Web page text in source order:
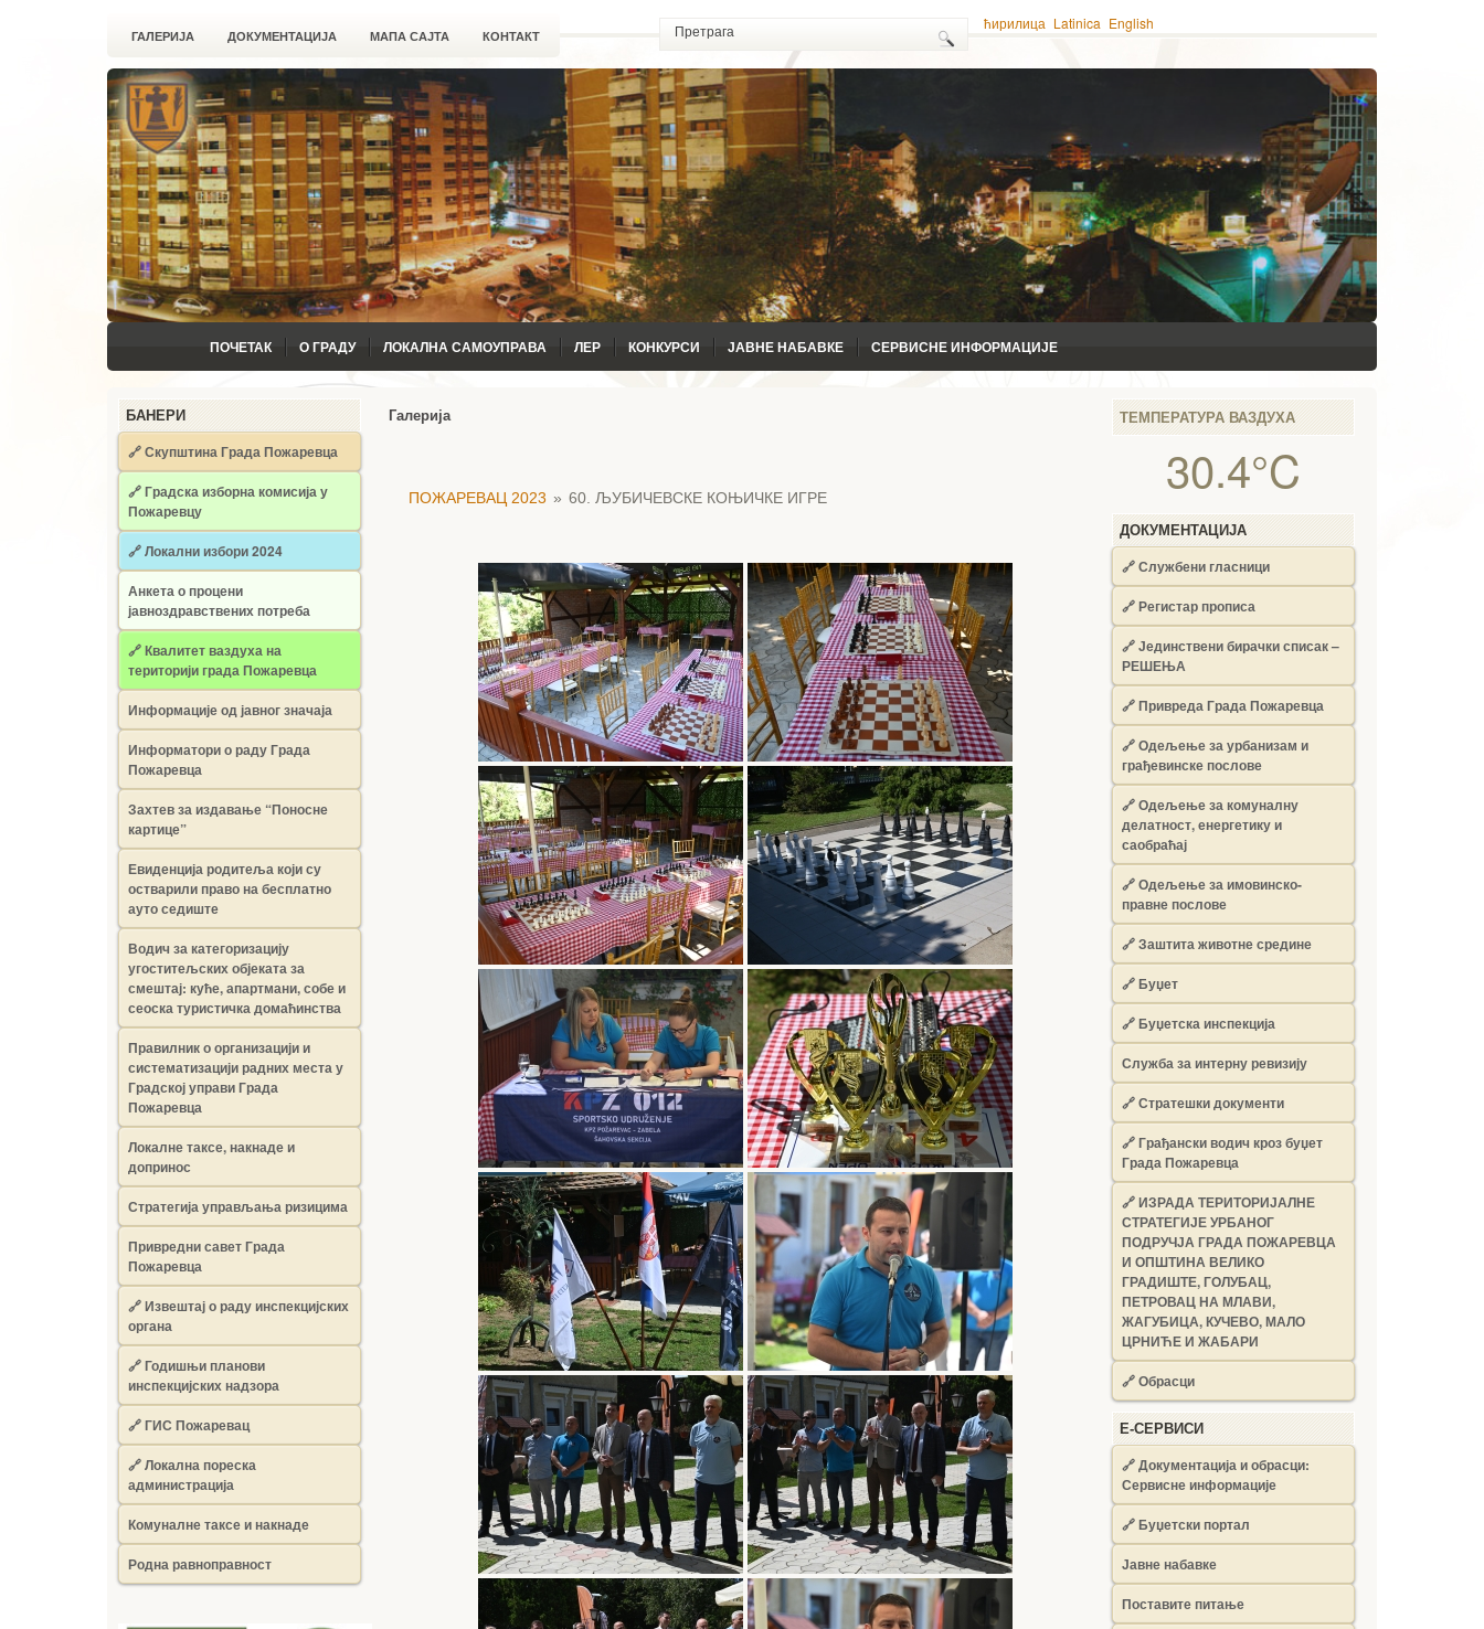
ГАЛЕРИЈА ДОКУМЕНТАЦИЈА МАПА САЈТА КОНТАКТ
ћирилица Latinica English
ПОЧЕТАК О ГРАДУ ЛОКАЛНА САМОУПРАВА ЛЕР КОНКУРСИ ЈАВНЕ НАБАВКЕ СЕРВИСНЕ ИНФОРМАЦИЈЕ
БАНЕРИ
🔗 Скупштина Града Пожаревца
🔗Градска изборна комисија у
Пожаревцу
🔗 Локални избори 2024
Анкета о процени
јавноздравствених потреба
🔗 Квалитет ваздуха на
територији града Пожаревца
Информације од јавног значаја
Информатори о раду Града
Пожаревца
Захтев за издавање “Поносне
картице”
Евиденција родитеља који су
остварили право на бесплатно
ауто седиште
Водич за категоризацију
угоститељских објеката за
смештај: куће, апартмани, собе и
сеоска туристичка домаћинства
Правилник о организацији и
систематизацији радних места у
Градској управи Града
Пожаревца
Локалне таксе, накнаде и
допринос
Стратегија управљања ризицима
Привредни савет Града
Пожаревца
🔗Извештај о раду инспекцијских
органа
🔗Годишњи планови
инспекцијских надзора
🔗 ГИС Пожаревац
🔗 Локална пореска
администрација
Комуналне таксе и накнаде
Родна равноправност
Галерија
ПОЖАРЕВАЦ 2023 » 60. ЉУБИЧЕВСКЕ КОЊИЧКЕ ИГРЕ
ТЕМПЕРАТУРА ВАЗДУХА
30.4°C
ДОКУМЕНТАЦИЈА
🔗Службени гласници
🔗Регистар прописа
🔗Јединствени бирачки списак –
РЕШЕЊА
🔗Привреда Града Пожаревца
🔗Одељење за урбанизам и
грађевинске послове
🔗Одељење за комуналну
делатност, енергетику и
саобраћај
🔗Одељење за имовинско-
правне послове
🔗Заштита животне средине
🔗Буџет
🔗Буџетска инспекција
Служба за интерну ревизију
🔗Стратешки документи
🔗Грађански водич кроз буџет
Града Пожаревца
🔗ИЗРАДА ТЕРИТОРИЈАЛНЕ
СТРАТЕГИЈЕ УРБАНОГ
ПОДРУЧЈА ГРАДА ПОЖАРЕВЦА
И ОПШТИНА ВЕЛИКО
ГРАДИШТЕ, ГОЛУБАЦ,
ПЕТРОВАЦ НА МЛАВИ,
ЖАГУБИЦА, КУЧЕВО, МАЛО
ЦРНИЋЕ И ЖАБАРИ
🔗Обрасци
Е-СЕРВИСИ
🔗 Документација и обрасци:
Сервисне информације
🔗 Буџетски портал
Јавне набавке
Поставите питање